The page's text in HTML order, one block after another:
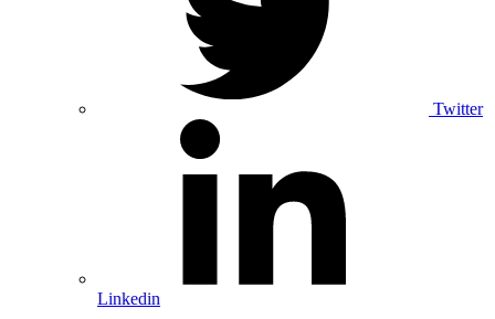
Twitter
Linkedin